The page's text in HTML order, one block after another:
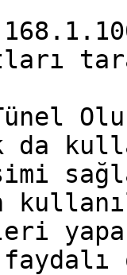
da